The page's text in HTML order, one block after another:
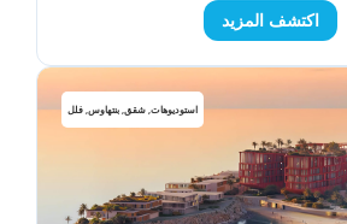
اكتشف المزيد
استوديوهات, شقق, بنتهاوس, فلل